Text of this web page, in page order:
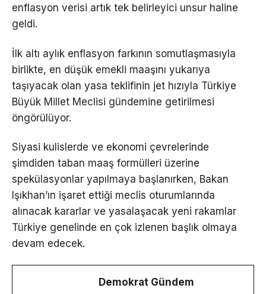
enflasyon verisi artık tek belirleyici unsur haline
geldi.
İlk altı aylık enflasyon farkının somutlaşmasıyla
birlikte, en düşük emekli maaşını yukarıya
taşıyacak olan yasa teklifinin jet hızıyla Türkiye
Büyük Millet Meclisi gündemine getirilmesi
öngörülüyor.
Siyasi kulislerde ve ekonomi çevrelerinde
şimdiden taban maaş formülleri üzerine
spekülasyonlar yapılmaya başlanırken, Bakan
Işıkhan’ın işaret ettiği meclis oturumlarında
alınacak kararlar ve yasalaşacak yeni rakamlar
Türkiye genelinde en çok izlenen başlık olmaya
devam edecek.
Demokrat Gündem